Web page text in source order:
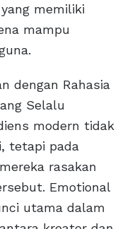
memiliki
mampu
dengan Rahasia
Selalu
modern tidak
tetapi pada
rasakan
Emotional
utama dalam